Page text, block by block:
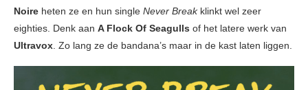
Noire heten ze en hun single Never Break klinkt wel zeer
eighties. Denk aan A Flock Of Seagulls of het latere werk van
Ultravox . Zo lang ze de bandana’s maar in de kast laten liggen.